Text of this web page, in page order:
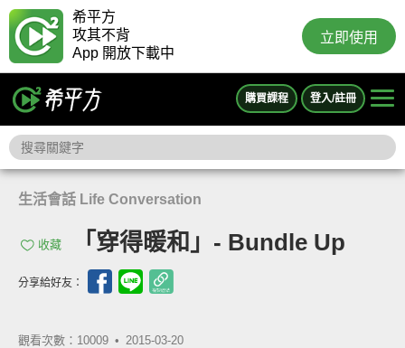
希平方
攻其不背
App 開放下載中
立即使用
購買課程 登入/註冊
生活會話 Life Conversation
收藏 「穿得暖和」- Bundle Up
分享給好友：
觀看次數：10009 • 2015-03-20